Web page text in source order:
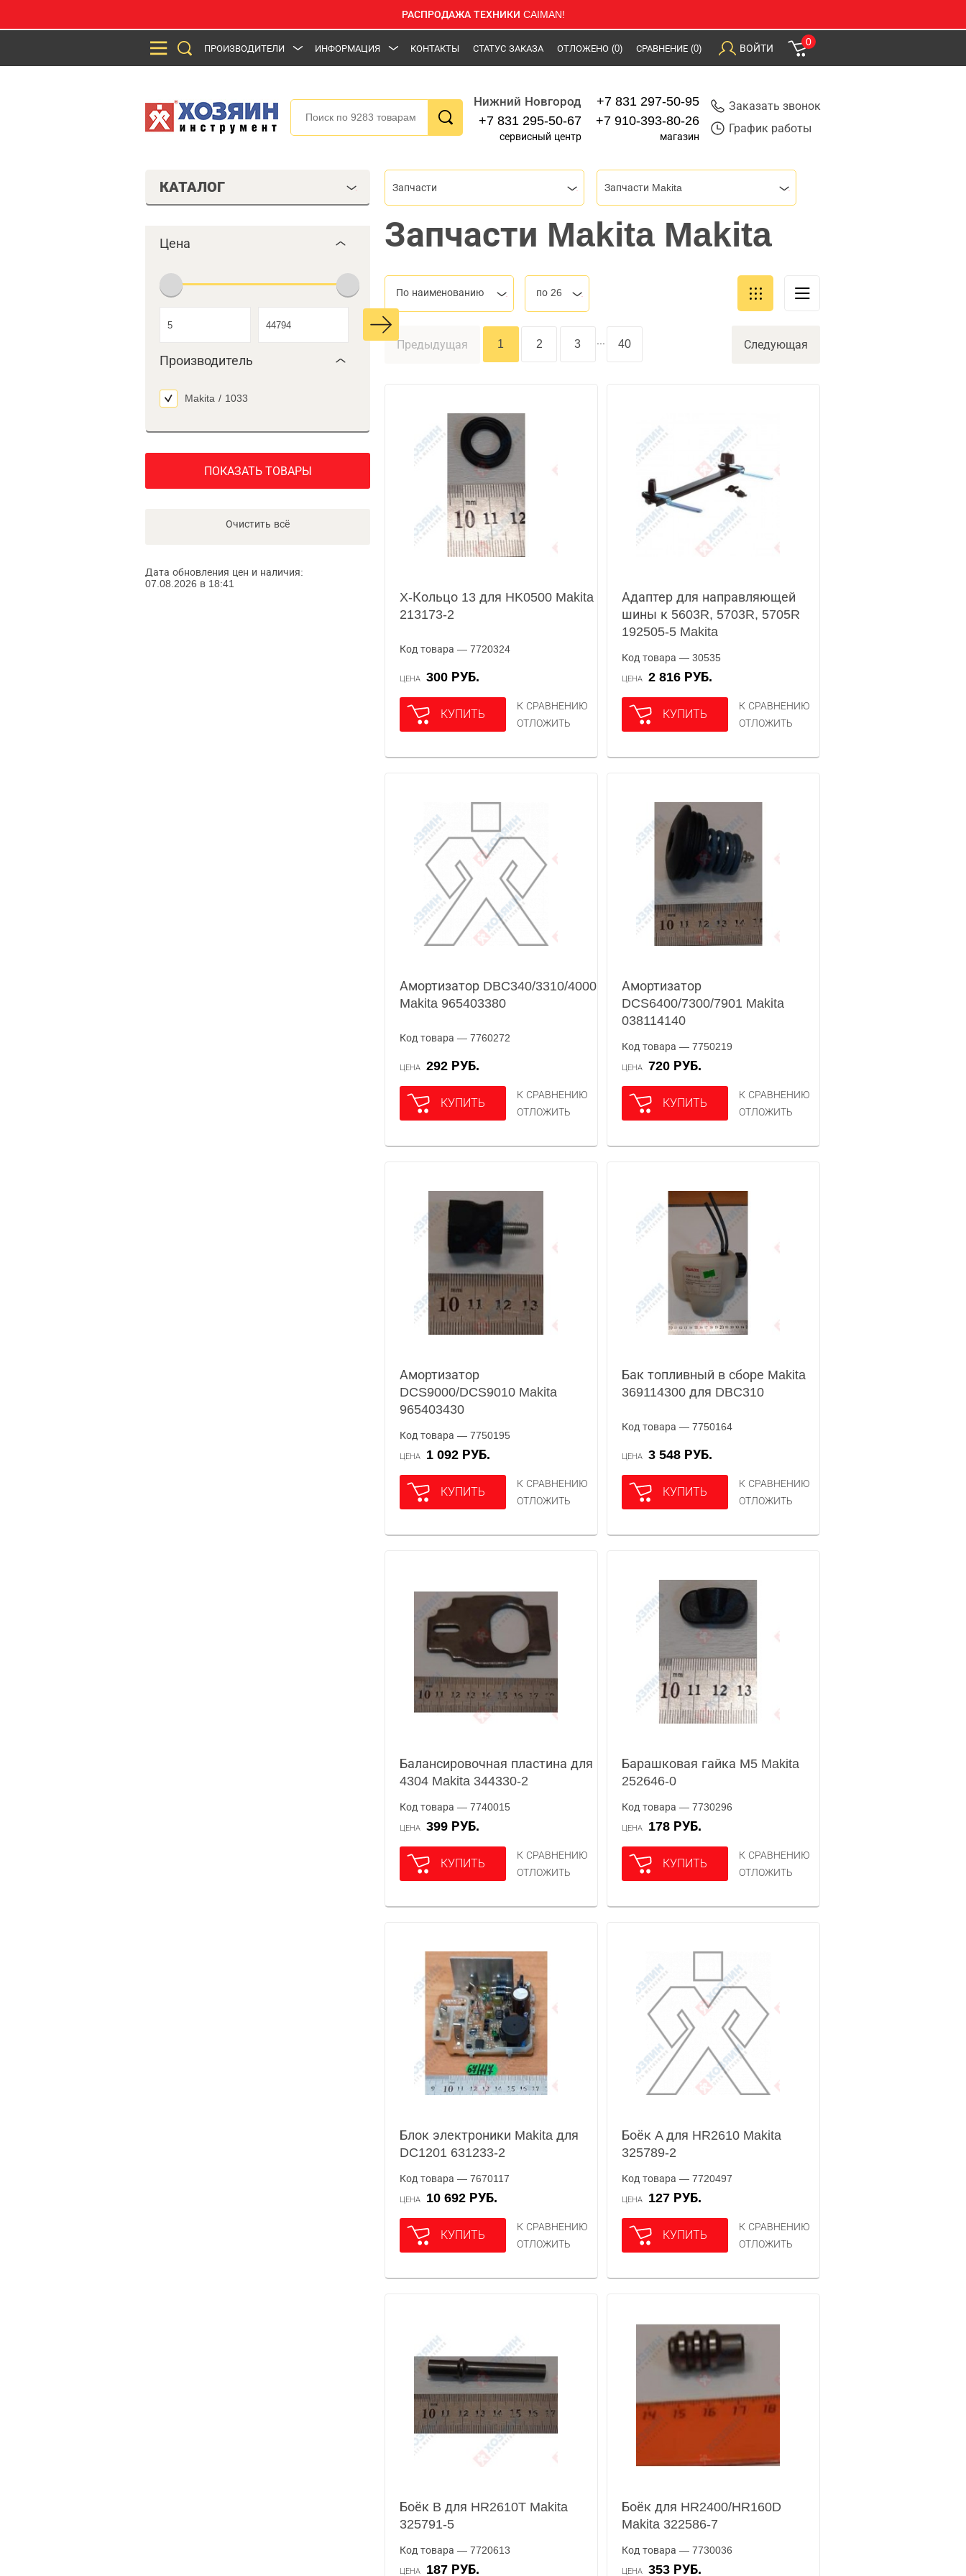
РАСПРОДАЖА ТЕХНИКИ CAIMAN!
ПРОИЗВОДИТЕЛИ ИНФОРМАЦИЯ КОНТАКТЫ СТАТУС ЗАКАЗА ОТЛОЖЕНО (0) СРАВНЕНИЕ (0) ВОЙТИ
0
Нижний Новгород
+7 831 295-50-67
сервисный центр
+7 831 297-50-95
+7 910-393-80-26
магазин
Заказать звонок
График работы
КАТАЛОГ
Цена
Производитель
Makita / 1033
ПОКАЗАТЬ ТОВАРЫ
Очистить всё
Дата обновления цен и наличия:
07.08.2026 в 18:41
Запчасти Запчасти Makita
Запчасти Makita Makita
По наименованию по 26
Предыдущая 1 2 3 40 Следующая
X-Кольцо 13 для HK0500 Makita
213173-2
Код товара — 7720324
ЦЕНА 300 РУБ.
КУПИТЬ
К СРАВНЕНИЮ
ОТЛОЖИТЬ
Адаптер для направляющей
шины к 5603R, 5703R, 5705R
192505-5 Makita
Код товара — 30535
ЦЕНА 2 816 РУБ.
КУПИТЬ
К СРАВНЕНИЮ
ОТЛОЖИТЬ
Амортизатор DBC340/3310/4000
Makita 965403380
Код товара — 7760272
ЦЕНА 292 РУБ.
КУПИТЬ
К СРАВНЕНИЮ
ОТЛОЖИТЬ
Амортизатор
DCS6400/7300/7901 Makita
038114140
Код товара — 7750219
ЦЕНА 720 РУБ.
КУПИТЬ
К СРАВНЕНИЮ
ОТЛОЖИТЬ
Амортизатор
DCS9000/DCS9010 Makita
965403430
Код товара — 7750195
ЦЕНА 1 092 РУБ.
КУПИТЬ
К СРАВНЕНИЮ
ОТЛОЖИТЬ
Бак топливный в сборе Makita
369114300 для DBC310
Код товара — 7750164
ЦЕНА 3 548 РУБ.
КУПИТЬ
К СРАВНЕНИЮ
ОТЛОЖИТЬ
Балансировочная пластина для
4304 Makita 344330-2
Код товара — 7740015
ЦЕНА 399 РУБ.
КУПИТЬ
К СРАВНЕНИЮ
ОТЛОЖИТЬ
Барашковая гайка M5 Makita
252646-0
Код товара — 7730296
ЦЕНА 178 РУБ.
КУПИТЬ
К СРАВНЕНИЮ
ОТЛОЖИТЬ
Блок электроники Makita для
DC1201 631233-2
Код товара — 7670117
ЦЕНА 10 692 РУБ.
КУПИТЬ
К СРАВНЕНИЮ
ОТЛОЖИТЬ
Боёк A для HR2610 Makita
325789-2
Код товара — 7720497
ЦЕНА 127 РУБ.
КУПИТЬ
К СРАВНЕНИЮ
ОТЛОЖИТЬ
Боёк B для HR2610T Makita
325791-5
Код товара — 7720613
ЦЕНА 187 РУБ.
Боёк для HR2400/HR160D
Makita 322586-7
Код товара — 7730036
ЦЕНА 353 РУБ.